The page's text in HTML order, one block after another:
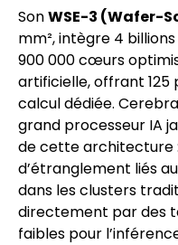
SonWSE-3 (Wafer-
mm², intègre 4
900 000 cœurs
artificielle, offrant 125
calcul dédiée.
grand processeur IA
de cette architecture
d’étranglement liés
dans les clusters
directement par des
faibles pour